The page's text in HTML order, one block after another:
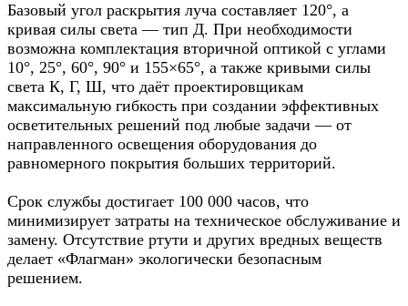
Базовый угол раскрытия луча составляет 120°, а
кривая силы света — тип Д. При необходимости
возможна комплектация вторичной оптикой с углами
10°, 25°, 60°, 90° и 155×65°, а также кривыми силы
света К, Г, Ш, что даёт проектировщикам
максимальную гибкость при создании эффективных
осветительных решений под любые задачи — от
направленного освещения оборудования до
равномерного покрытия больших территорий.
Срок службы достигает 100 000 часов, что
минимизирует затраты на техническое обслуживание и
замену. Отсутствие ртути и других вредных веществ
делает «Флагман» экологически безопасным
решением.